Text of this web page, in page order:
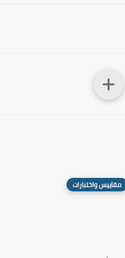
مقاييس واختبارات